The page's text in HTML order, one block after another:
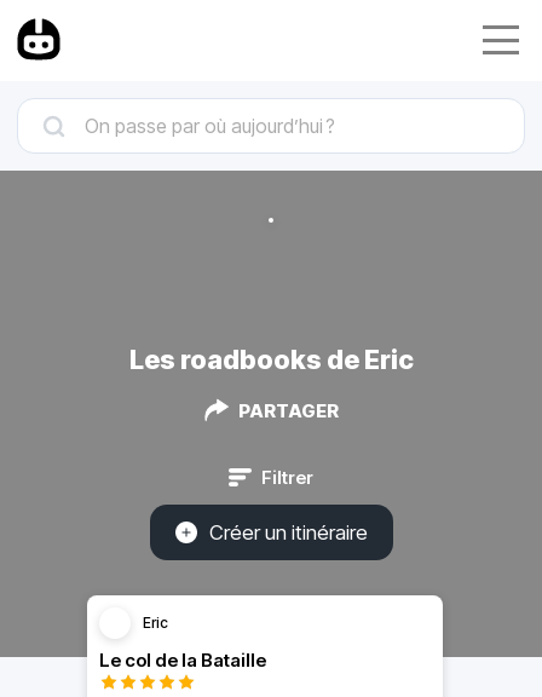
Les roadbooks de Eric
PARTAGER
Filtrer
Créer un itinéraire
Eric
Le col de la Bataille